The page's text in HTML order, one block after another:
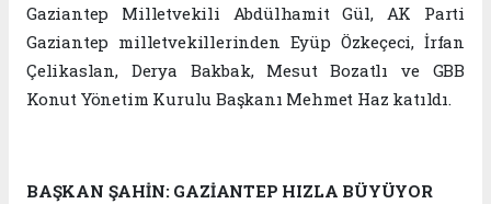
Gaziantep Milletvekili Abdülhamit Gül, AK Parti
Gaziantep milletvekillerinden Eyüp Özkeçeci, İrfan
Çelikaslan, Derya Bakbak, Mesut Bozatlı ve GBB
Konut Yönetim Kurulu Başkanı Mehmet Haz katıldı.
BAŞKAN ŞAHİN: GAZİANTEP HIZLA BÜYÜYOR